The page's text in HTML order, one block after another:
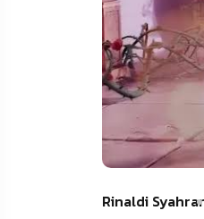
Rinaldi